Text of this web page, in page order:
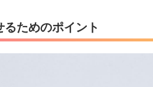
ためのポイント